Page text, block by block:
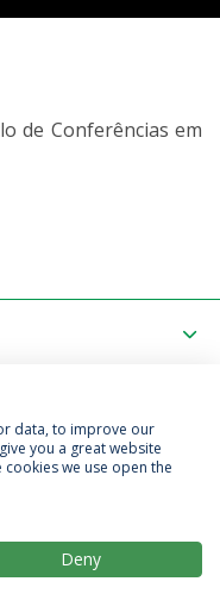
de Conferências em
& Condições
data, to improve our
you a great website
we use open the
Deny